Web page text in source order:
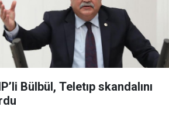
Bülbül, Teletıp skandalını